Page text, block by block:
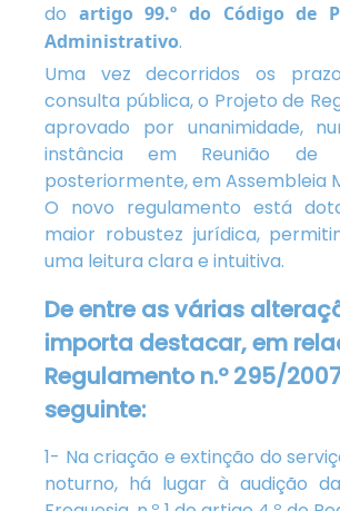
do artigo 99.º do Código de
Administrativo.
Uma vez decorridos os
consulta pública, o Projeto de
aprovado por unanimidade,
instância em Reunião de
posteriormente, em Assembleia
O novo regulamento está
maior robustez jurídica,
uma leitura clara e intuitiva.
De entre as várias
importa destacar, em
Regulamento n.º 295/
seguinte:
1- Na criação e extinção do
noturno, há lugar à audição